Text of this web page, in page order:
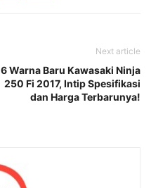
Next article
6 Warna Baru Kawasaki Ninja
250 Fi 2017, Intip Spesifikasi
dan Harga Terbarunya!